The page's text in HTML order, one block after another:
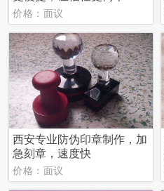
价格：面议
西安专业防伪印章制作，加
急刻章，速度快
价格：面议